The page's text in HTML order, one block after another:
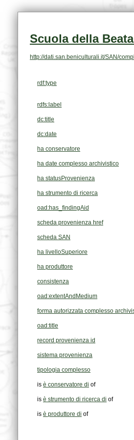
Scuola della
http://dati.san.beniculturali.it/SAN/
rdf:type
rdfs:label
dc:title
dc:date
ha conservatore
ha date complesso archivistico
ha statusProvenienza
ha strumento di ricerca
oad:has_findingAid
scheda provenienza href
scheda SAN
ha livelloSuperiore
ha produttore
consistenza
oad:extentAndMedium
forma autorizzata complesso
oad:title
record provenienza id
sistema provenienza
tipologia complesso
is è conservatore di of
is è strumento di ricerca di of
is è produttore di of